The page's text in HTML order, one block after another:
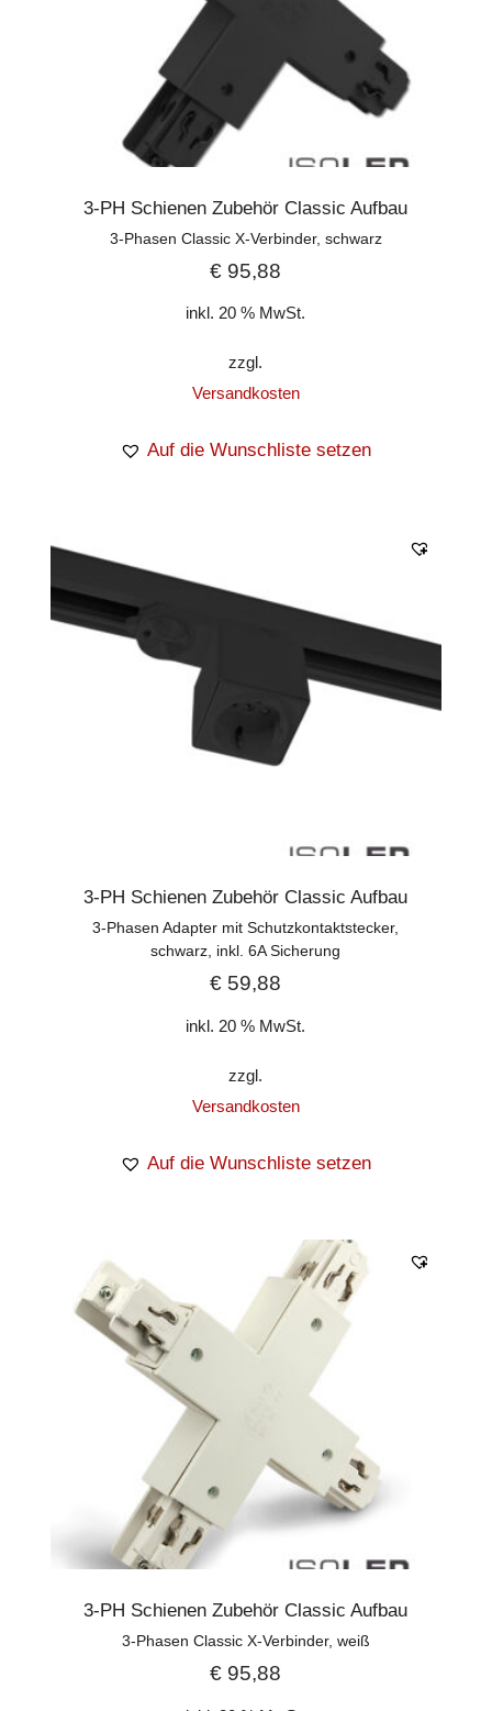
3-PH Schienen Zubehör Classic Aufbau
3-Phasen Classic X-Verbinder, schwarz
€ 95,88
inkl. 20 % MwSt.
zzgl.
Versandkosten
Auf die Wunschliste setzen
3-PH Schienen Zubehör Classic Aufbau
3-Phasen Adapter mit Schutzkontaktstecker,
schwarz, inkl. 6A Sicherung
€ 59,88
inkl. 20 % MwSt.
zzgl.
Versandkosten
Auf die Wunschliste setzen
3-PH Schienen Zubehör Classic Aufbau
3-Phasen Classic X-Verbinder, weiß
€ 95,88